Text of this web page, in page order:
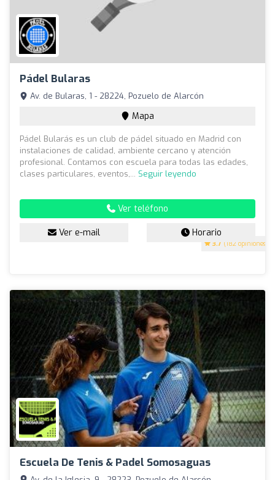
Pádel Bularas
3.7 (182 opiniones)
Av. de Bularas, 1 - 28224, Pozuelo de Alarcón
Mapa
Pádel Bularás es un club de pádel situado en Madrid con
instalaciones de calidad, ambiente cercano y atención
profesional. Contamos con escuela para todas las edades,
clases particulares, eventos,... Seguir leyendo
Ver teléfono
Ver e-mail Horario
Escuela De Tenis & Padel Somosaguas